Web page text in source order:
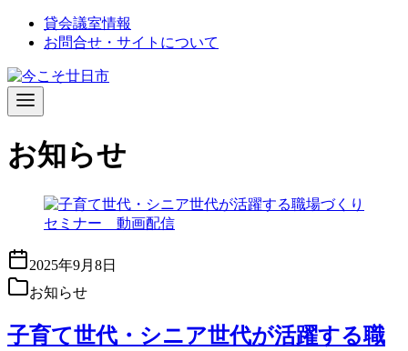
ン
ツ
へ
動
貸会議室情報
お問合せ・サイトについて
お知らせ
2025年9月8日
お知らせ
子育て世代・シニア世代が活躍する職